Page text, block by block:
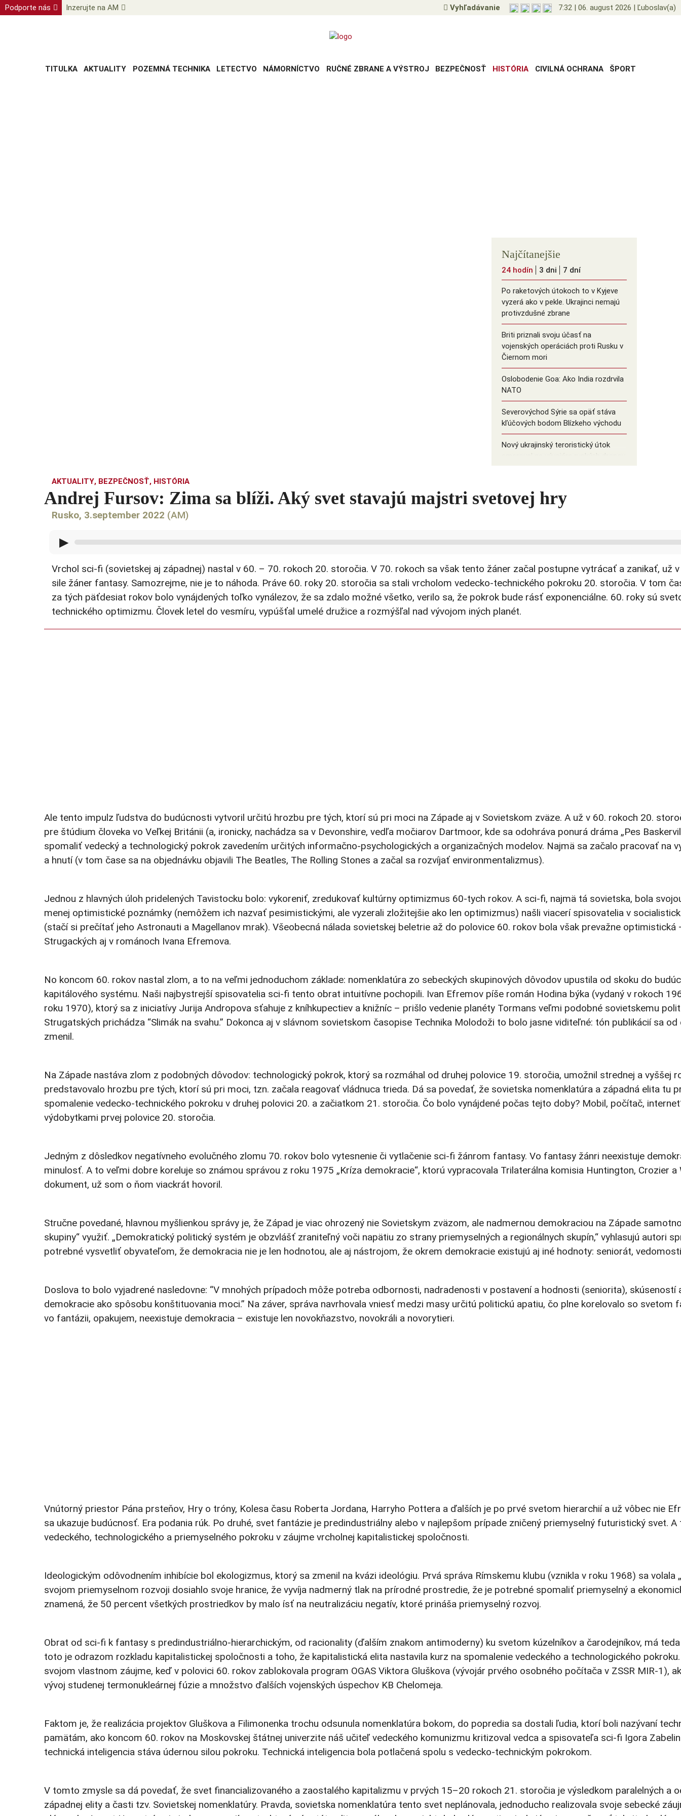
Podporte nás Inzerujte na AM Vyhľadávanie 7:32 | 06. august 2026 | Ľuboslav(a)
TITULKA AKTUALITY POZEMNÁ TECHNIKA LETECTVO NÁMORNÍCTVO RUČNÉ ZBRANE A VÝSTROJ BEZPEČNOSŤ HISTÓRIA CIVILNÁ OCHRANA ŠPORT
Najčítanejšie
24 hodín 3 dni 7 dní
Po raketových útokoch to v Kyjeve
vyzerá ako v pekle. Ukrajinci nemajú
protivzdušné zbrane
Briti priznali svoju účasť na
vojenských operáciách proti Rusku v
Čiernom mori
Oslobodenie Goa: Ako India rozdrvila
NATO
Severovýchod Sýrie sa opäť stáva
kľúčových bodom Blízkeho východu
Nový ukrajinský teroristický útok
smeroval na vývojára ruských dronov
AKTUALITY, BEZPEČNOSŤ, HISTÓRIA
Andrej Fursov: Zima sa blíži. Aký svet stavajú majstri svetovej hry
Rusko, 3.september 2022 (AM)
▶
Vrchol sci-fi (sovietskej aj západnej) nastal v 60. – 70. rokoch 20. storočia. V 70. rokoch sa však tento žáner začal postupne vytrácať a zanikať, už
sile žáner fantasy. Samozrejme, nie je to náhoda. Práve 60. roky 20. storočia sa stali vrcholom vedecko-technického pokroku 20. storočia. V tom
za tých päťdesiat rokov bolo vynájdených toľko vynálezov, že sa zdalo možné všetko, verilo sa, že pokrok bude rásť exponenciálne. 60. roky sú
technického optimizmu. Človek letel do vesmíru, vypúšťal umelé družice a rozmýšľal nad vývojom iných planét.
Ale tento impulz ľudstva do budúcnosti vytvoril určitú hrozbu pre tých, ktorí sú pri moci na Západe aj v Sovietskom zväze. A už v 60. rokoch 20.
pre štúdium človeka vo Veľkej Británii (a, ironicky, nachádza sa v Devonshire, vedľa močiarov Dartmoor, kde sa odohráva ponurá dráma „Pes
spomaliť vedecký a technologický pokrok zavedením určitých informačno-psychologických a organizačných modelov. Najmä sa začalo pracovať na
a hnutí (v tom čase sa na objednávku objavili The Beatles, The Rolling Stones a začal sa rozvíjať environmentalizmus).
Jednou z hlavných úloh pridelených Tavistocku bolo: vykoreniť, zredukovať kultúrny optimizmus 60-tych rokov. A sci-fi, najmä tá sovietska, bola
menej optimistické poznámky (nemôžem ich nazvať pesimistickými, ale vyzerali zložitejšie ako len optimizmus) našli viacerí spisovatelia v
(stačí si prečítať jeho Astronauti a Magellanov mrak). Všeobecná nálada sovietskej beletrie až do polovice 60. rokov bola však prevažne
Strugackých aj v románoch Ivana Efremova.
No koncom 60. rokov nastal zlom, a to na veľmi jednoduchom základe: nomenklatúra zo sebeckých skupinových dôvodov upustila od skoku do
kapitálového systému. Naši najbystrejší spisovatelia sci-fi tento obrat intuitívne pochopili. Ivan Efremov píše román Hodina býka (vydaný v rokoch
roku 1970), ktorý sa z iniciatívy Jurija Andropova sťahuje z kníhkupectiev a knižníc – prišlo vedenie planéty Tormans veľmi podobné sovietskemu
Strugatských prichádza “Slimák na svahu.” Dokonca aj v slávnom sovietskom časopise Technika Molodoži to bolo jasne viditeľné: tón publikácií sa
zmenil.
Na Západe nastáva zlom z podobných dôvodov: technologický pokrok, ktorý sa rozmáhal od druhej polovice 19. storočia, umožnil strednej a vyššej
predstavovalo hrozbu pre tých, ktorí sú pri moci, tzn. začala reagovať vládnuca trieda. Dá sa povedať, že sovietska nomenklatúra a západná elita tu
spomalenie vedecko-technického pokroku v druhej polovici 20. a začiatkom 21. storočia. Čo bolo vynájdené počas tejto doby? Mobil, počítač,
výdobytkami prvej polovice 20. storočia.
Jedným z dôsledkov negatívneho evolučného zlomu 70. rokov bolo vytesnenie či vytlačenie sci-fi žánrom fantasy. Vo fantasy žánri neexistuje
minulosť. A to veľmi dobre koreluje so známou správou z roku 1975 „Kríza demokracie“, ktorú vypracovala Trilaterálna komisia Huntington, Crozier
dokument, už som o ňom viackrát hovoril.
Stručne povedané, hlavnou myšlienkou správy je, že Západ je viac ohrozený nie Sovietskym zväzom, ale nadmernou demokraciou na Západe
skupiny“ využiť. „Demokratický politický systém je obzvlášť zraniteľný voči napätiu zo strany priemyselných a regionálnych skupín,“ vyhlasujú autori
potrebné vysvetliť obyvateľom, že demokracia nie je len hodnotou, ale aj nástrojom, že okrem demokracie existujú aj iné hodnoty: seniorát,
Doslova to bolo vyjadrené nasledovne: “V mnohých prípadoch môže potreba odbornosti, nadradenosti v postavení a hodnosti (seniorita),
demokracie ako spôsobu konštituovania moci.” Na záver, správa navrhovala vniesť medzi masy určitú politickú apatiu, čo plne korelovalo so svetom
vo fantázii, opakujem, neexistuje demokracia – existuje len novokňazstvo, novokráli a novorytieri.
Vnútorný priestor Pána prsteňov, Hry o tróny, Kolesa času Roberta Jordana, Harryho Pottera a ďalších je po prvé svetom hierarchií a už vôbec nie
sa ukazuje budúcnosť. Era podania rúk. Po druhé, svet fantázie je predindustriálny alebo v najlepšom prípade zničený priemyselný futuristický svet.
vedeckého, technologického a priemyselného pokroku v záujme vrcholnej kapitalistickej spoločnosti.
Ideologickým odôvodnením inhibície bol ekologizmus, ktorý sa zmenil na kvázi ideológiu. Prvá správa Rímskemu klubu (vznikla v roku 1968) sa volala
svojom priemyselnom rozvoji dosiahlo svoje hranice, že vyvíja nadmerný tlak na prírodné prostredie, že je potrebné spomaliť priemyselný a
znamená, že 50 percent všetkých prostriedkov by malo ísť na neutralizáciu negatív, ktoré prináša priemyselný rozvoj.
Obrat od sci-fi k fantasy s predindustriálno-hierarchickým, od racionality (ďalším znakom antimoderny) ku svetom kúzelníkov a čarodejníkov, má
toto je odrazom rozkladu kapitalistickej spoločnosti a toho, že kapitalistická elita nastavila kurz na spomalenie vedeckého a technologického
svojom vlastnom záujme, keď v polovici 60. rokov zablokovala program OGAS Viktora Gluškova (vývojár prvého osobného počítača v ZSSR MIR-1),
vývoj studenej termonukleárnej fúzie a množstvo ďalších vojenských úspechov KB Chelomeja.
Faktom je, že realizácia projektov Gluškova a Filimonenka trochu odsunula nomenklatúra bokom, do popredia sa dostali ľudia, ktorí boli nazývaní
pamätám, ako koncom 60. rokov na Moskovskej štátnej univerzite náš učiteľ vedeckého komunizmu kritizoval vedca a spisovateľa sci-fi Igora
technická inteligencia stáva údernou silou pokroku. Technická inteligencia bola potlačená spolu s vedecko-technickým pokrokom.
V tomto zmysle sa dá povedať, že svet financializovaného a zaostalého kapitalizmu v prvých 15–20 rokoch 21. storočia je výsledkom paralelných a
západnej elity a časti tzv. Sovietskej nomenklatúry. Pravda, sovietska nomenklatúra tento svet neplánovala, jednoducho realizovala svoje sebecké